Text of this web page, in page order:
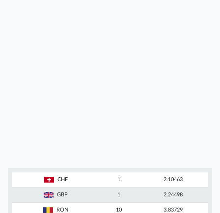
CHF 1 2.10463
GBP 1 2.24498
RON 10 3.83729